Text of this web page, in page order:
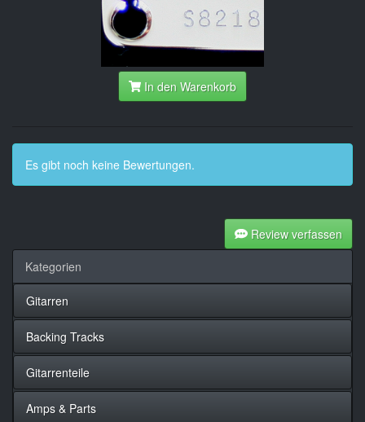
In den Warenkorb
Es gibt noch keine Bewertungen.
Review verfassen
Kategorien
Gitarren
Backing Tracks
Gitarrenteile
Amps & Parts